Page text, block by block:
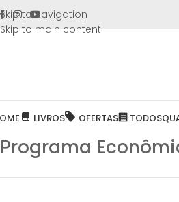
Skip to navigation
Skip to main content
LIVROS OFERTAS TODOS
Programa